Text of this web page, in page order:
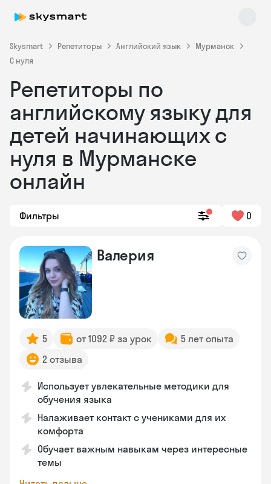
Skysmart Репетиторы Английский язык
Мурманск
С нуля
Репетиторы по
английскому языку для
детей начинающих с
нуля в Мурманске
онлайн
Фильтры 0
Валерия
5 от 1092 ₽ за урок
5 лет опыта
2 отзыва
Использует увлекательные методики для
обучения языка
Налаживает контакт с учениками для их
комфорта
Обучает важным навыкам через интересные
темы
Skysmart Chat